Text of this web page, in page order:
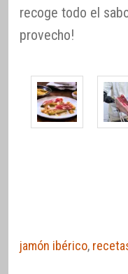
recoge todo el
provecho!
jamón ibérico,